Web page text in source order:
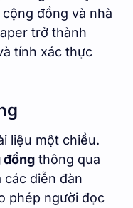
đồng và nhà
trở thành
tính xác thực
liệu một chiều.
đồng thông qua
các diễn đàn
phép người đọc